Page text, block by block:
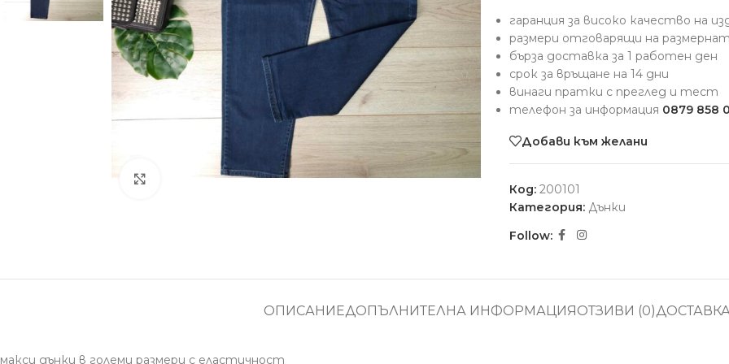
Увеличение
гаранция за високо качество на
размери отговарящи на
бърза доставка за 1 работен ден
срок за връщане на 14 дни
винаги пратки с преглед и тест
телефон за информация 0879 858
Добави към желани
Код: 200101
Категория: Дънки
Follow:
ОПИСАНИЕДОПЪЛНИТЕЛНА ИНФОРМАЦИЯОТЗИВИ (0)
макси дънки в големи размери с еластичност